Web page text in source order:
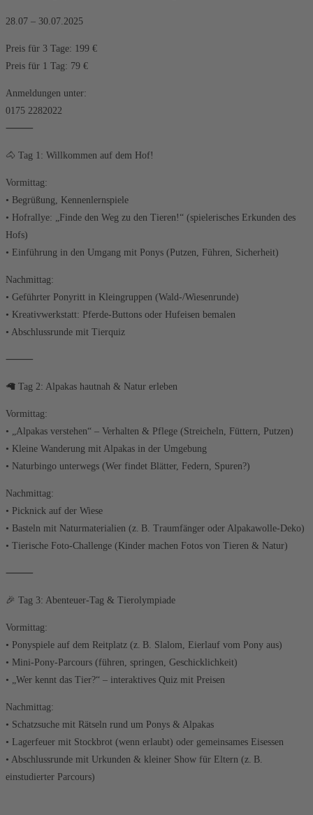
28.07 – 30.07.2025
Preis für 3 Tage: 199 €
Preis für 1 Tag: 79 €
Anmeldungen unter:
0175 2282022
⸻
🐴 Tag 1: Willkommen auf dem Hof!
Vormittag:
• Begrüßung, Kennenlernspiele
• Hofrallye: „Finde den Weg zu den Tieren!“ (spielerisches Erkunden des
Hofs)
• Einführung in den Umgang mit Ponys (Putzen, Führen, Sicherheit)
Nachmittag:
• Geführter Ponyritt in Kleingruppen (Wald-/Wiesenrunde)
• Kreativwerkstatt: Pferde-Buttons oder Hufeisen bemalen
• Abschlussrunde mit Tierquiz
⸻
🦙 Tag 2: Alpakas hautnah & Natur erleben
Vormittag:
• „Alpakas verstehen“ – Verhalten & Pflege (Streicheln, Füttern, Putzen)
• Kleine Wanderung mit Alpakas in der Umgebung
• Naturbingo unterwegs (Wer findet Blätter, Federn, Spuren?)
Nachmittag:
• Picknick auf der Wiese
• Basteln mit Naturmaterialien (z. B. Traumfänger oder Alpakawolle-Deko)
• Tierische Foto-Challenge (Kinder machen Fotos von Tieren & Natur)
⸻
🎉 Tag 3: Abenteuer-Tag & Tierolympiade
Vormittag:
• Ponyspiele auf dem Reitplatz (z. B. Slalom, Eierlauf vom Pony aus)
• Mini-Pony-Parcours (führen, springen, Geschicklichkeit)
• „Wer kennt das Tier?“ – interaktives Quiz mit Preisen
Nachmittag:
• Schatzsuche mit Rätseln rund um Ponys & Alpakas
• Lagerfeuer mit Stockbrot (wenn erlaubt) oder gemeinsames Eisessen
• Abschlussrunde mit Urkunden & kleiner Show für Eltern (z. B.
einstudierter Parcours)